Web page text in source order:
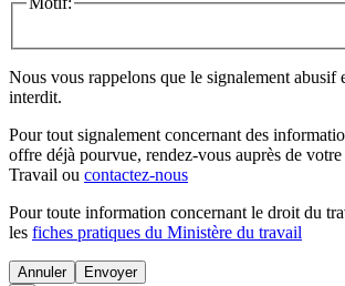
Nous vous rappelons que le signalement abusif
interdit.
Pour tout signalement concernant des
offre déjà pourvue, rendez-vous auprès de
Travail ou contactez-nous
Pour toute information concernant le droit du
les fiches pratiques du Ministère du travail
Annuler